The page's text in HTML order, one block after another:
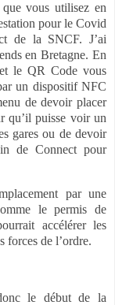
vous utilisez en
pour le Covid
de la SNCF. J’ai
en Bretagne. En
le QR Code vous
un dispositif NFC
de devoir placer
qu’il puisse voir un
gares ou de devoir
de Connect pour
par une
le permis de
accélérer les
forces de l’ordre.
le début de la